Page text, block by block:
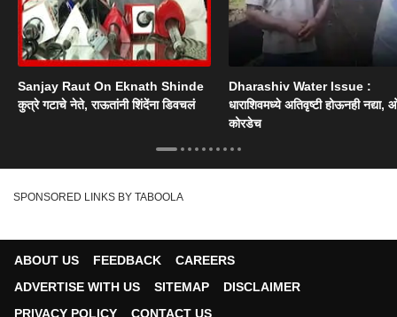
Sanjay Raut On Eknath Shinde
कुत्रे गटाचे नेते, राऊतांनी शिंदेंना डिवचलं
Dharashiv Water Issue :
धाराशिवमध्ये अतिवृष्टी होऊनही नद्या,
कोरडेच
SPONSORED LINKS BY TABOOLA
ABOUT US FEEDBACK
CAREERS
ADVERTISE WITH US
SITEMAP
DISCLAIMER
PRIVACY POLICY
CONTACT US